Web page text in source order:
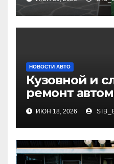
НОВОСТИ АВТО
Кузовной и
ремонт
наличие
запчастей и
сроки
ИЮН 18, 2026